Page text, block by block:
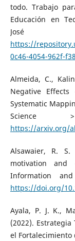
todo. Trabajo
Educación en
https://
0c46-4054-962f-
Almeida, C.,
Negative
Systematic
Science
https://arxiv.org/
Alsawaier, R.
motivation and
Information
https://doi.org/
Ayala, P. J. K.,
(2022).
el Fortalecimiento